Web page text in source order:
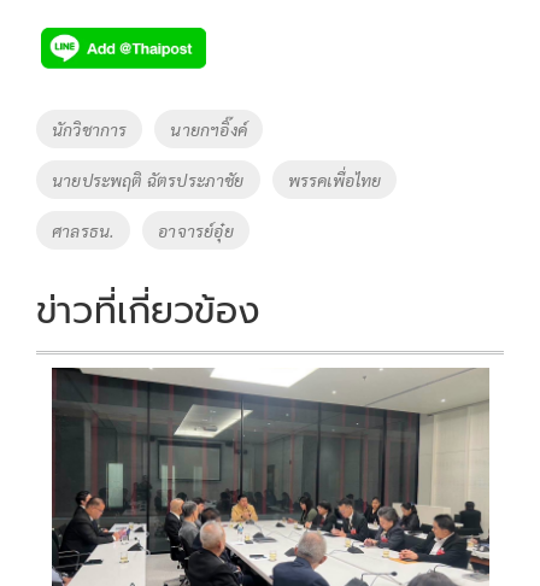
e
b
o
o
k
tt
er
p
y
Li
n
k
Tags
นักวิชาการ นายกฯอิ๊งค์
นายประพฤติ ฉัตรประภาชัย พรรคเพื่อไทย
ศาลรธน. อาจารย์อุ๋ย
ข่าวที่เกี่ยวข้อง